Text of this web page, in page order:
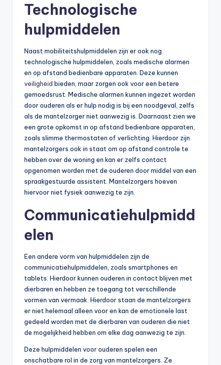
Technologische
hulpmiddelen
Naast mobiliteitshulpmiddelen zijn er ook nog
technologische hulpmiddelen, zoals medische alarmen
en op afstand bedienbare apparaten. Deze kunnen
veiligheid bieden, maar zorgen ook voor een betere
gemoedsrust. Medische alarmen kunnen ingezet worden
door ouderen als er hulp nodig is bij een noodgeval, zelfs
als de mantelzorger niet aanwezig is. Daarnaast zien we
een grote opkomst in op afstand bedienbare apparaten,
zoals slimme thermostaten of verlichting. Hierdoor zijn
mantelzorgers ook in staat om op afstand controle te
hebben over de woning en kan er zelfs contact
opgenomen worden met de ouderen door middel van een
spraakgestuurde assistent. Mantelzorgers hoeven
hiervoor niet fysiek aanwezig te zijn.
Communicatiehulpmidd
elen
Een andere vorm van hulpmiddelen zijn de
communicatiehulpmiddelen, zoals smartphones en
tablets. Hierdoor kunnen ouderen in contact blijven met
dierbaren en hebben ze toegang tot verschillende
vormen van vermaak. Hierdoor staan de mantelzorgers
er niet helemaal alleen voor en kan de emotionele last
gedeeld worden met de dierbaren van ouderen die niet
de mogelijkheid hebben om elke dag aanwezig te zijn.
Deze hulpmiddelen voor ouderen spelen een
onschatbare rol in de zorg van mantelzorgers. Ze